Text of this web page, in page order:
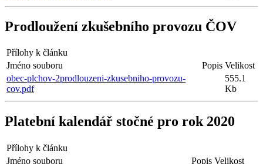
Prodloužení zkušebního provozu ČOV
Přílohy k článku
Jméno souboru
Popis Velikost
obec-plchov-2prodlouzeni-zkusebniho-provozu-
cov.pdf
555.1
Kb
Platební kalendář stočné pro rok 2020
Přílohy k článku
Jméno souboru
Popis Velikost